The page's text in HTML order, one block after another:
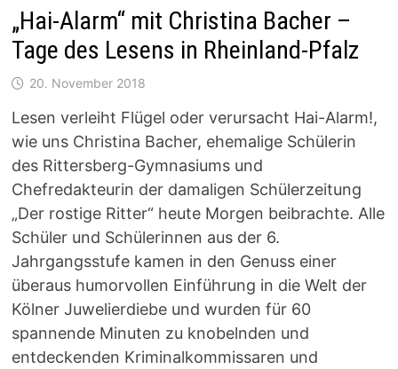
„Hai-Alarm“ mit Christina Bacher –
Tage des Lesens in Rheinland-Pfalz
20. November 2018
Lesen verleiht Flügel oder verursacht Hai-Alarm!,
wie uns Christina Bacher, ehemalige Schülerin
des Rittersberg-Gymnasiums und
Chefredakteurin der damaligen Schülerzeitung
„Der rostige Ritter“ heute Morgen beibrachte. Alle
Schüler und Schülerinnen aus der 6.
Jahrgangsstufe kamen in den Genuss einer
überaus humorvollen Einführung in die Welt der
Kölner Juwelierdiebe und wurden für 60
spannende Minuten zu knobelnden und
entdeckenden Kriminalkommissaren und